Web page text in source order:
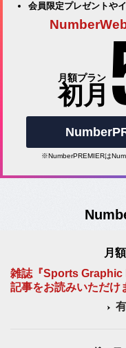
会員限定プレゼントや
月額プラン
初月
※NumberPREMIERは
月
雑誌『Sports Graphic
記事をお読みいただけ